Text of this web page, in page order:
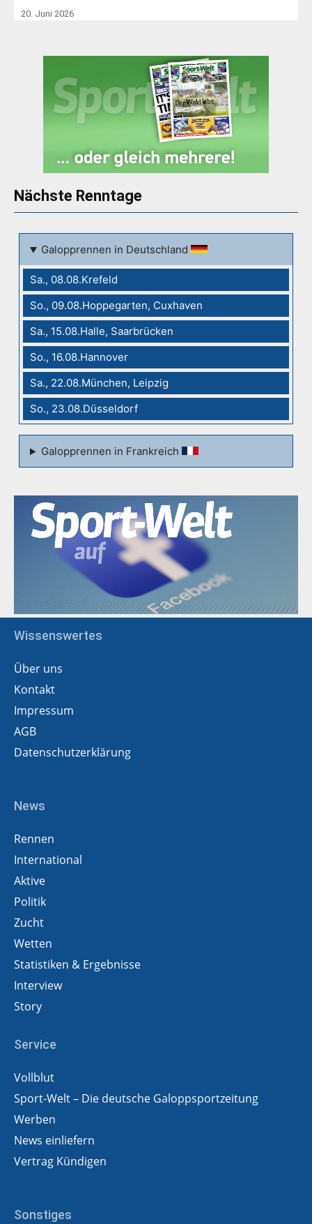
20. Juni 2026
Nächste Renntage
Galopprennen in Deutschland
Sa., 08.08.Krefeld
So., 09.08.Hoppegarten, Cuxhaven
Sa., 15.08.Halle, Saarbrücken
So., 16.08.Hannover
Sa., 22.08.München, Leipzig
So., 23.08.Düsseldorf
Galopprennen in Frankreich
Wissenswertes
Über uns
Kontakt
Impressum
AGB
Datenschutzerklärung
News
Rennen
International
Aktive
Politik
Zucht
Wetten
Statistiken & Ergebnisse
Interview
Story
Service
Vollblut
Sport-Welt – Die deutsche Galoppsportzeitung
Werben
News einliefern
Vertrag Kündigen
Sonstiges